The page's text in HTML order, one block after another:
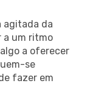
agitada da
a um ritmo
a oferecer
se
fazer em